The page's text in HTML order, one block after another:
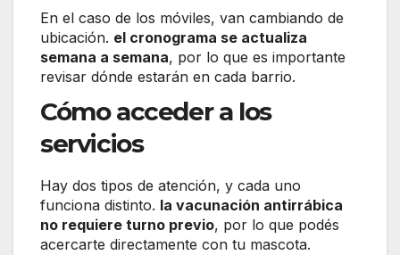
En el caso de los móviles, van cambiando de
ubicación. el cronograma se actualiza
semana a semana, por lo que es importante
revisar dónde estarán en cada barrio.
Cómo acceder a los
servicios
Hay dos tipos de atención, y cada uno
funciona distinto. la vacunación antirrábica
no requiere turno previo, por lo que podés
acercarte directamente con tu mascota.